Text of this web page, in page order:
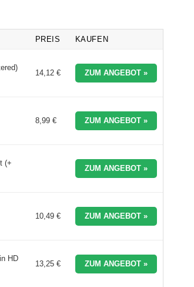
PREIS KAUFEN
14,12 € ZUM ANGEBOT »
8,99 € ZUM ANGEBOT »
(+
ZUM ANGEBOT »
10,49 € ZUM ANGEBOT »
HD
13,25 € ZUM ANGEBOT »